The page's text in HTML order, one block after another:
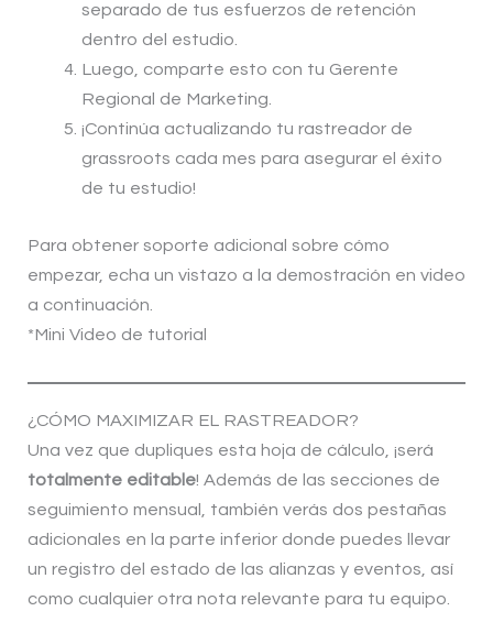
separado de tus esfuerzos de retención
dentro del estudio.
Luego, comparte esto con tu Gerente
Regional de Marketing.
¡Continúa actualizando tu rastreador de
grassroots cada mes para asegurar el éxito
de tu estudio!
Para obtener soporte adicional sobre cómo
empezar, echa un vistazo a la demostración en video
a continuación.
*Mini Video de tutorial
¿CÓMO MAXIMIZAR EL RASTREADOR?
Una vez que dupliques esta hoja de cálculo, ¡será
totalmente editable! Además de las secciones de
seguimiento mensual, también verás dos pestañas
adicionales en la parte inferior donde puedes llevar
un registro del estado de las alianzas y eventos, así
como cualquier otra nota relevante para tu equipo.